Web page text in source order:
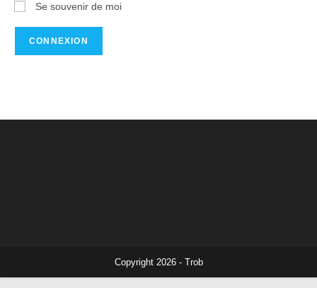
Se souvenir de moi
Copyright 2026 - Trob